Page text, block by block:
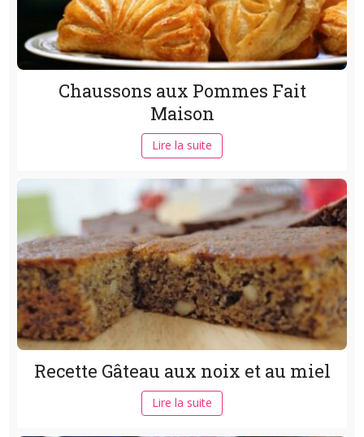
Chaussons aux Pommes Fait
Maison
Lire la suite
Recette Gâteau aux noix et au miel
Lire la suite